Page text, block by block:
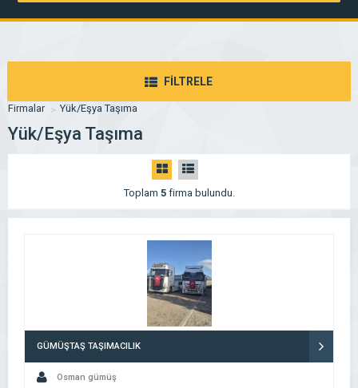
FİLTRELE
Firmalar Yük/Eşya Taşıma
Yük/Eşya Taşıma
Toplam 5firma bulundu.
GÜMÜŞTAŞ TAŞIMACILIK
Osman gümüş